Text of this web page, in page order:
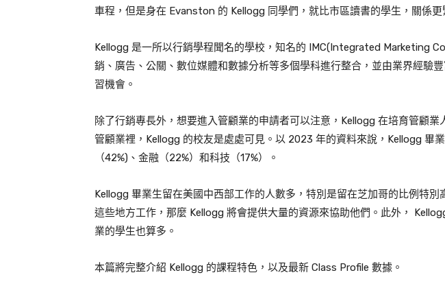
車程，但是身在 Evanston 的 Kellogg 同學們，就比市區讀書的學生，關係更
Kellogg 是一所以行銷學程聞名的學校，知名的 IMC(Integrated Marketing
銷、廣告、公關、數位媒體和數據分析等多個學科進行整合，並由業界經驗
習機會。
除了行銷專長外，想要進入管顧業的申請者可以注意，Kellogg 在培育管顧
管顧業裡，Kellogg 的校友是處處可見。以 2023 年的資料來說，Kellogg 畢
（42%)、金融（22%）和科技（17%）。
Kellogg 畢業生留在美國中西部工作的人數多，特別是留在芝加哥的比例特別
這些地方工作，那麼 Kellogg 將會提供大量的資源來協助他們。此外，
業的學生也算多。
本篇將完整介紹 Kellogg 的課程特色，以及最新 Class Profile 數據。